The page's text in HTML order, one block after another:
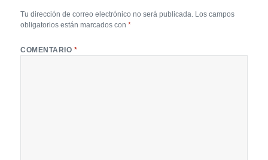
Tu dirección de correo electrónico no será publicada. Los campos
obligatorios están marcados con*
COMENTARIO *